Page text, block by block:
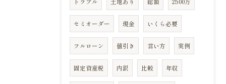
セミオーダー 現金 いくら必要
フルローン 値引き 言い方 実例
固定資産税 内訳 比較 年収